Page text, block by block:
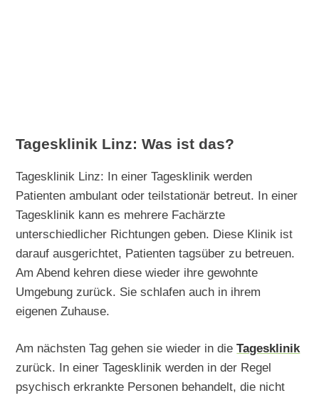
Tagesklinik Linz: Was ist das?
Tagesklinik Linz: In einer Tagesklinik werden
Patienten ambulant oder teilstationär betreut. In einer
Tagesklinik kann es mehrere Fachärzte
unterschiedlicher Richtungen geben. Diese Klinik ist
darauf ausgerichtet, Patienten tagsüber zu betreuen.
Am Abend kehren diese wieder ihre gewohnte
Umgebung zurück. Sie schlafen auch in ihrem
eigenen Zuhause.
Am nächsten Tag gehen sie wieder in dieTagesklinik
zurück. In einer Tagesklinik werden in der Regel
psychisch erkrankte Personen behandelt, die nicht